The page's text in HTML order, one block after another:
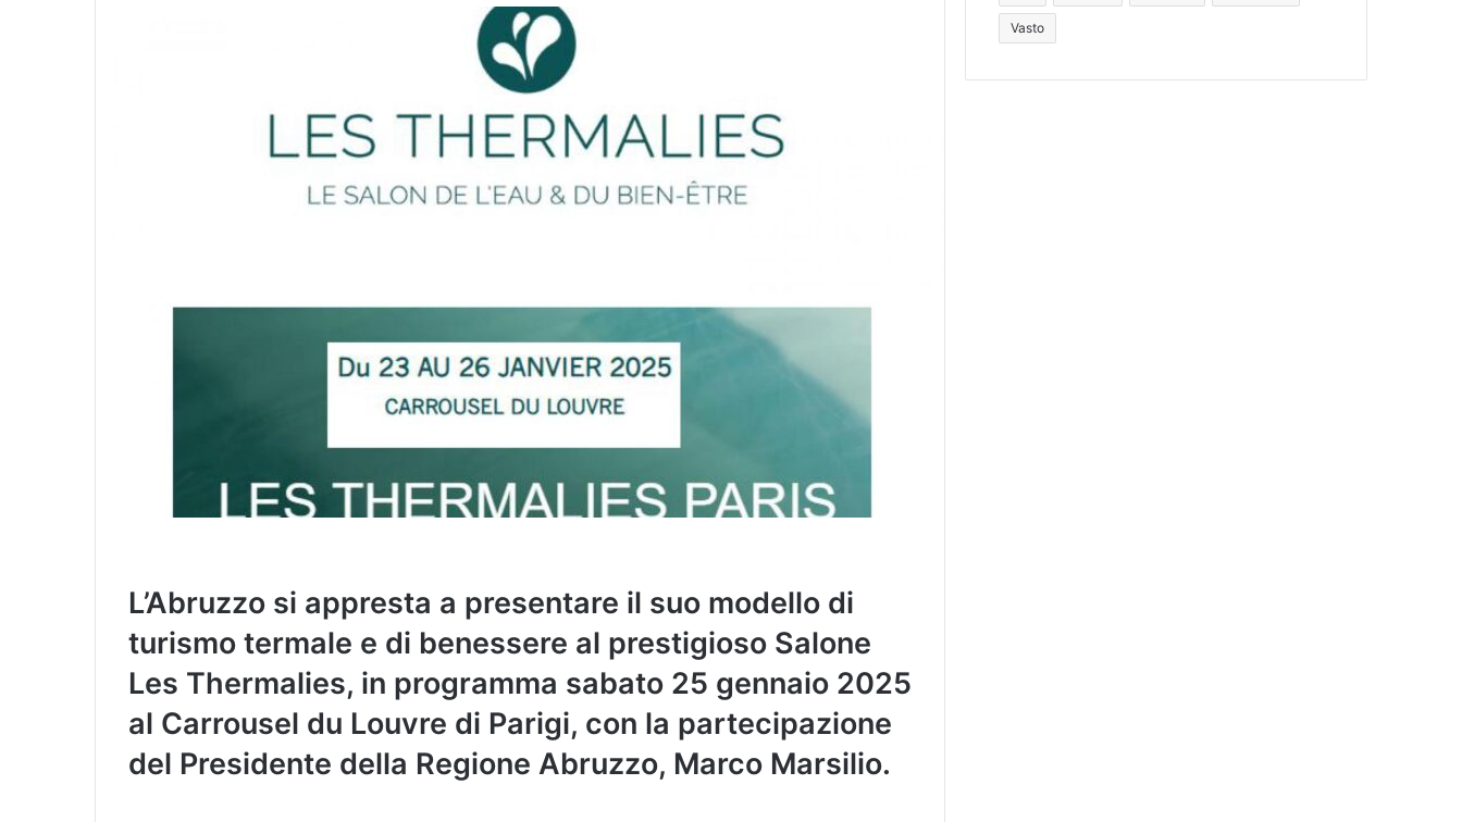
i
L’Abruzzo si appresta a presentare il suo modello di
turismo termale e di benessere al prestigioso Salone
Les Thermalies, in programma sabato 25 gennaio 2025
al Carrousel du Louvre di Parigi, con la partecipazione
del Presidente della Regione Abruzzo, Marco Marsilio.
Vasto